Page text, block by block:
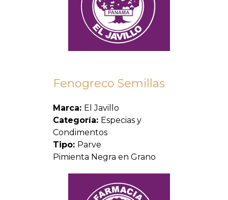
Fenogreco Semillas
Marca: El Javillo
Categoría: Especias y
Condimentos
Tipo: Parve
Pimienta Negra en Grano